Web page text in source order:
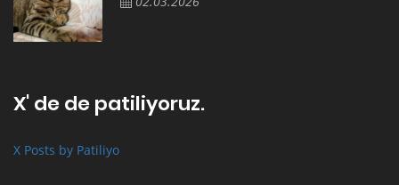
X' de de patiliyoruz.
X Posts by Patiliyo